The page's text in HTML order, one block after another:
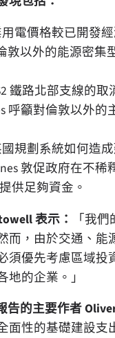
電價格較已開發
敦以外的能源密
鐵路北部支線的
呼籲對倫敦以外
規劃系統如何造
敦促政府在不
供足夠資金。
表示：
「我
而，由於交通、
須優先考慮區域
的企業。」
告的主要作者
面性的基礎建設